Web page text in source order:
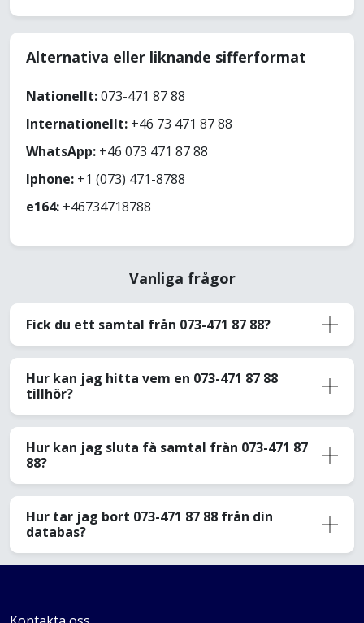
Alternativa eller liknande sifferformat
Nationellt:073-471 87 88
Internationellt: +46 73 471 87 88
WhatsApp: +46 073 471 87 88
Iphone: +1 (073) 471-8788
e164: +46734718788
Vanliga frågor
Fick du ett samtal från 073-471 87 88?
Hur kan jag hitta vem en 073-471 87 88
tillhör?
Hur kan jag sluta få samtal från 073-471 87
88?
Hur tar jag bort 073-471 87 88 från din
databas?